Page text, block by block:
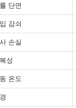
단면
감쇠
손실
성
온도